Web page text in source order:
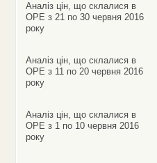
Аналіз цін, що склалися в
ОРЕ з 21 по 30 червня 2016
року
Аналіз цін, що склалися в
ОРЕ з 11 по 20 червня 2016
року
Аналіз цін, що склалися в
ОРЕ з 1 по 10 червня 2016
року